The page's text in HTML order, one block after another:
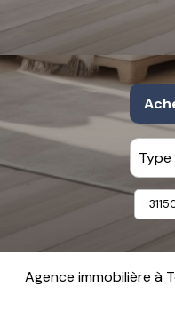
Agence immobilière à